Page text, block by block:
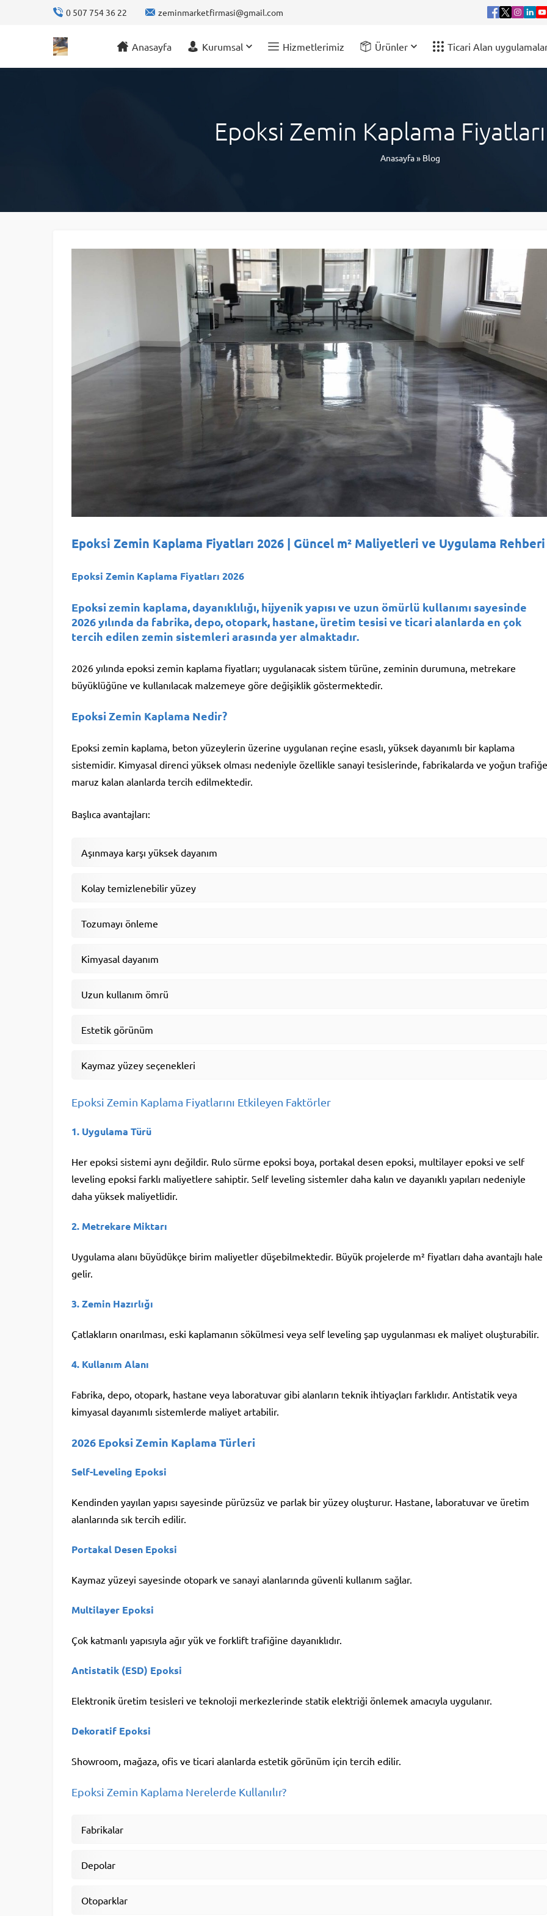
0 507 754 36 22 zeminmarketfirmasi@gmail.com
Anasayfa Kurumsal Hizmetlerimiz Ürünler Ticari Alan
Epoksi Zemin Kaplama
Anasayfa» Blog
Epoksi Zemin Kaplama Fiyatları 2026 | Güncel m² Maliyetleri ve Uygulama Rehberi
Epoksi Zemin Kaplama Fiyatları 2026
Epoksi zemin kaplama, dayanıklılığı, hijyenik yapısı ve uzun ömürlü kullanımı sayesinde
2026 yılında da fabrika, depo, otopark, hastane, üretim tesisi ve ticari alanlarda en çok
tercih edilen zemin sistemleri arasında yer almaktadır.
2026 yılında epoksi zemin kaplama fiyatları; uygulanacak sistem türüne, zeminin durumuna, metrekare
büyüklüğüne ve kullanılacak malzemeye göre değişiklik göstermektedir.
Epoksi Zemin Kaplama Nedir?
Epoksi zemin kaplama, beton yüzeylerin üzerine uygulanan reçine esaslı, yüksek dayanımlı bir kaplama
sistemidir. Kimyasal direnci yüksek olması nedeniyle özellikle sanayi tesislerinde, fabrikalarda ve yoğun trafiğe
maruz kalan alanlarda tercih edilmektedir.
Başlıca avantajları:
Aşınmaya karşı yüksek dayanım
Kolay temizlenebilir yüzey
Tozumayı önleme
Kimyasal dayanım
Uzun kullanım ömrü
Estetik görünüm
Kaymaz yüzey seçenekleri
Epoksi Zemin Kaplama Fiyatlarını Etkileyen Faktörler
1. Uygulama Türü
Her epoksi sistemi aynı değildir. Rulo sürme epoksi boya, portakal desen epoksi, multilayer epoksi ve self
leveling epoksi farklı maliyetlere sahiptir. Self leveling sistemler daha kalın ve dayanıklı yapıları nedeniyle
daha yüksek maliyetlidir.
2. Metrekare Miktarı
Uygulama alanı büyüdükçe birim maliyetler düşebilmektedir. Büyük projelerde m² fiyatları daha avantajlı hale
gelir.
3. Zemin Hazırlığı
Çatlakların onarılması, eski kaplamanın sökülmesi veya self leveling şap uygulanması ek maliyet oluşturabilir.
4. Kullanım Alanı
Fabrika, depo, otopark, hastane veya laboratuvar gibi alanların teknik ihtiyaçları farklıdır. Antistatik veya
kimyasal dayanımlı sistemlerde maliyet artabilir.
2026 Epoksi Zemin Kaplama Türleri
Self-Leveling Epoksi
Kendinden yayılan yapısı sayesinde pürüzsüz ve parlak bir yüzey oluşturur. Hastane, laboratuvar ve üretim
alanlarında sık tercih edilir.
Portakal Desen Epoksi
Kaymaz yüzeyi sayesinde otopark ve sanayi alanlarında güvenli kullanım sağlar.
Multilayer Epoksi
Çok katmanlı yapısıyla ağır yük ve forklift trafiğine dayanıklıdır.
Antistatik (ESD) Epoksi
Elektronik üretim tesisleri ve teknoloji merkezlerinde statik elektriği önlemek amacıyla uygulanır.
Dekoratif Epoksi
Showroom, mağaza, ofis ve ticari alanlarda estetik görünüm için tercih edilir.
Epoksi Zemin Kaplama Nerelerde Kullanılır?
Fabrikalar
Depolar
Otoparklar